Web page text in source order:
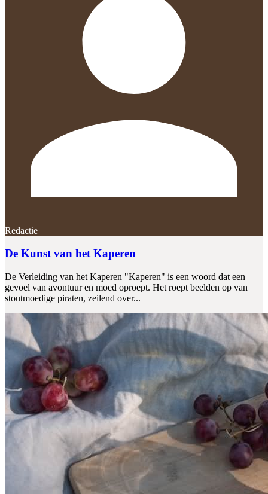
Redactie
De Kunst van het Kaperen
De Verleiding van het Kaperen "Kaperen" is een woord dat een
gevoel van avontuur en moed oproept. Het roept beelden op van
stoutmoedige piraten, zeilend over...